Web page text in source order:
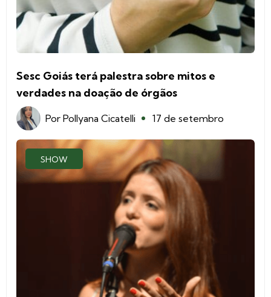
Sesc Goiás terá palestra sobre mitos e
verdades na doação de órgãos
Por Pollyana Cicatelli 17 de setembro
SHOW